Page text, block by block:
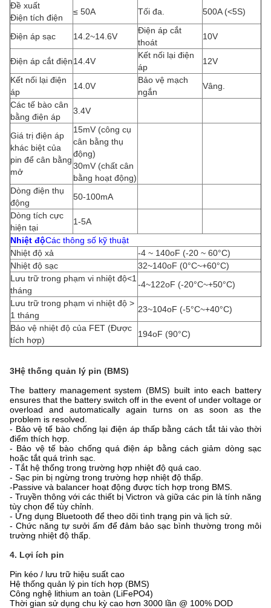
Đề xuất
Điện tích điện
≤ 50A Tối đa. 500A (<5S)
Điện áp sạc 14.2~14.6V
Điện áp cắt
thoát
10V
Điện áp cắt điện14.4V
Kết nối lại điện
áp
12V
Kết nối lại điện
áp
14.0V
Bảo vệ mạch
ngắn
Vâng.
Các tế bào cân
bằng điện áp
3.4V
Giá trị điện áp
khác biệt của
pin để cân bằng
mở
15mV (công cụ
cân bằng thụ
động)
30mV (chất cân
bằng hoạt động)
Dòng điện thụ
động
50-100mA
Dòng tích cực
hiện tại
1-5A
Nhiệt độCác thông số kỹ thuật
Nhiệt độ xả
-4 ~ 140oF (-20 ~ 60°C)
Nhiệt độ sạc
32~140oF (0°C~+60°C)
Lưu trữ trong phạm vi nhiệt độ<1
tháng
-4~122oF (-20°C~+50°C)
Lưu trữ trong phạm vi nhiệt độ >
1 tháng
23~104oF (-5°C~+40°C)
Bảo vệ nhiệt độ của FET (Được
tích hợp)
194oF (90°C)
3Hệ thống quản lý pin (BMS)
The battery management system (BMS) built into each battery
ensures that the battery switch off in the event of under voltage or
overload and automatically again turns on as soon as the
problem is resolved.
- Bảo vệ tế bào chống lại điện áp thấp bằng cách tắt tải vào thời
điểm thích hợp.
- Bảo vệ tế bào chống quá điện áp bằng cách giảm dòng sạc
hoặc tắt quá trình sạc.
- Tắt hệ thống trong trường hợp nhiệt độ quá cao.
- Sạc pin bị ngừng trong trường hợp nhiệt độ thấp.
-Passive và balancer hoạt động được tích hợp trong BMS.
- Truyền thông với các thiết bị Victron và giữa các pin là tính năng
tùy chọn để tùy chỉnh.
- Ứng dụng Bluetooth để theo dõi tình trạng pin và lịch sử.
- Chức năng tự sưởi ấm để đảm bảo sạc bình thường trong môi
trường nhiệt độ thấp.
4. Lợi ích pin
Pin kéo / lưu trữ hiệu suất cao
Hệ thống quản lý pin tích hợp (BMS)
Công nghệ lithium an toàn (LiFePO4)
Thời gian sử dụng chu kỳ cao hơn 3000 lần @ 100% DOD